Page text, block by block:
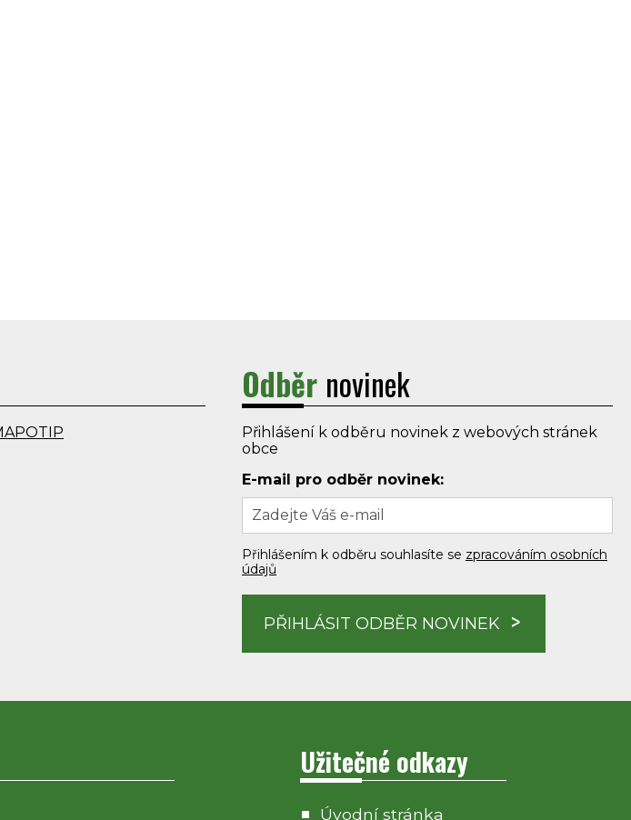
Odběr novinek
Přihlášení k odběru novinek z webových stránek
obce
E-mail pro odběr novinek:
Přihlášením k odběru souhlasíte se zpracováním osobních
údajů
PŘIHLÁSIT ODBĚR NOVINEK
Užitečné odkazy
Úvodní stránka